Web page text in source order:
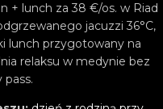
+ lunch za 38 €/os. w Riad
jacuzzi 36°C,
lunch przygotowany na
relaksu w medynie bez
pass.